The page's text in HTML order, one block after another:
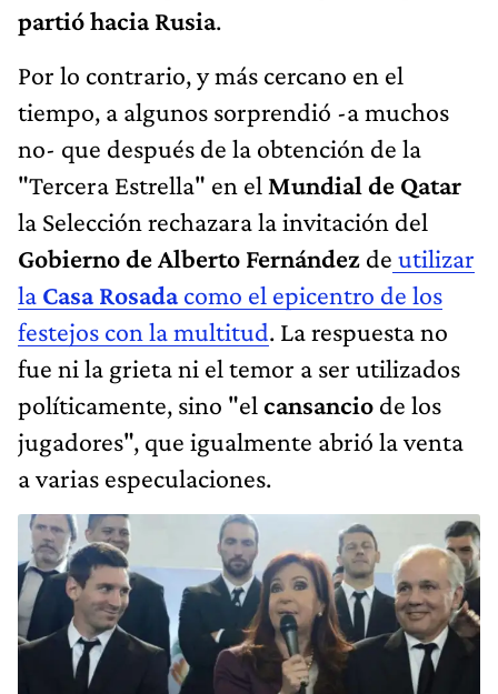
partió hacia Rusia.
Por lo contrario, y más cercano en el
tiempo, a algunos sorprendió -a muchos
no- que después de la obtención de la
"Tercera Estrella" en el Mundial de Qatar
la Selección rechazara la invitación del
Gobierno de Alberto Fernández de utilizar
la Casa Rosadacomo el epicentro de los
festejos con la multitud. La respuesta no
fue ni la grieta ni el temor a ser utilizados
políticamente, sino "el cansancio de los
jugadores", que igualmente abrió la venta
a varias especulaciones.